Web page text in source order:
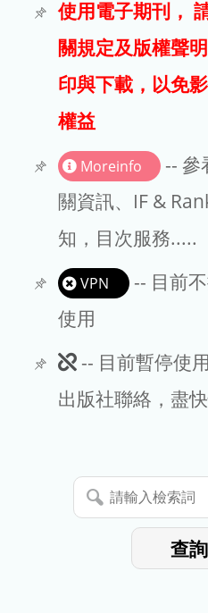
電子
試用
文章處
使用電子期刊，
關規定及版權聲
印與下載，以免
權益
Moreinfo
-- 參
關資訊、IF &
知，目次服務.....
VPN
-- 目前
使用
此
期
暫
停
-- 目前暫停使
出版社聯絡，盡
請
輸
查詢